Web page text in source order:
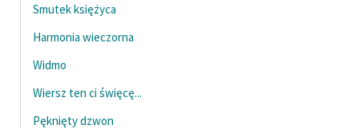
Smutek księżyca
Harmonia wieczorna
Widmo
Wiersz ten ci święcę...
Pęknięty dzwon